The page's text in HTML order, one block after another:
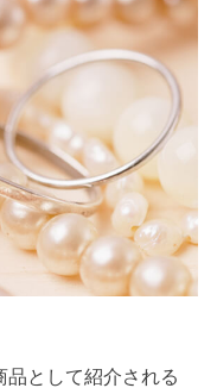
品として紹介される